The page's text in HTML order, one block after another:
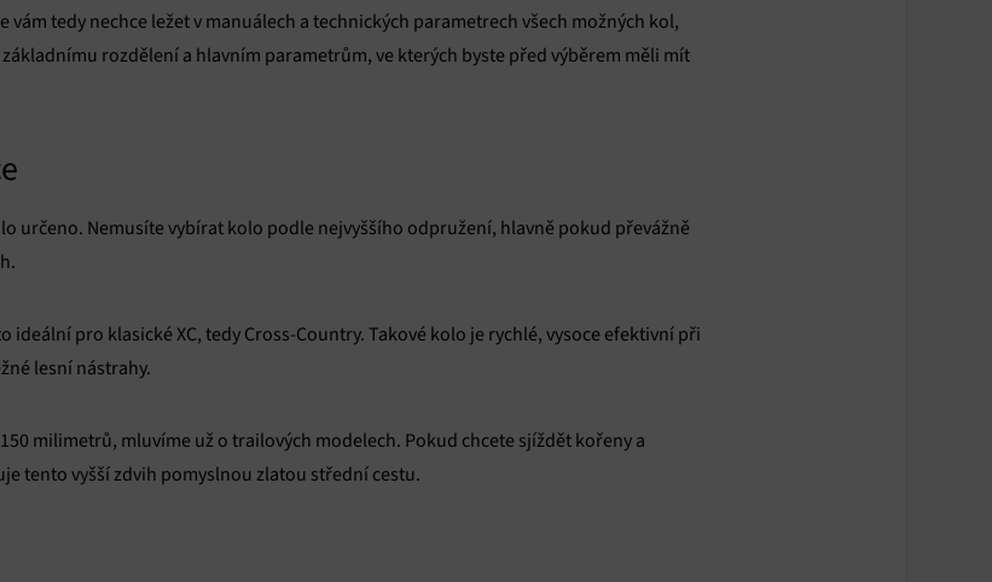
vám tedy nechce ležet v manuálech a technických parametrech všech možných kol,
rozdělení a hlavním parametrům, ve kterých byste před výběrem měli mít
určeno. Nemusíte vybírat kolo podle nejvyššího odpružení, hlavně pokud převážně
pro klasické XC, tedy Cross-Country. Takové kolo je rychlé, vysoce efektivní při
lesní nástrahy.
milimetrů, mluvíme už o trailových modelech. Pokud chcete sjíždět kořeny a
tento vyšší zdvih pomyslnou zlatou střední cestu.